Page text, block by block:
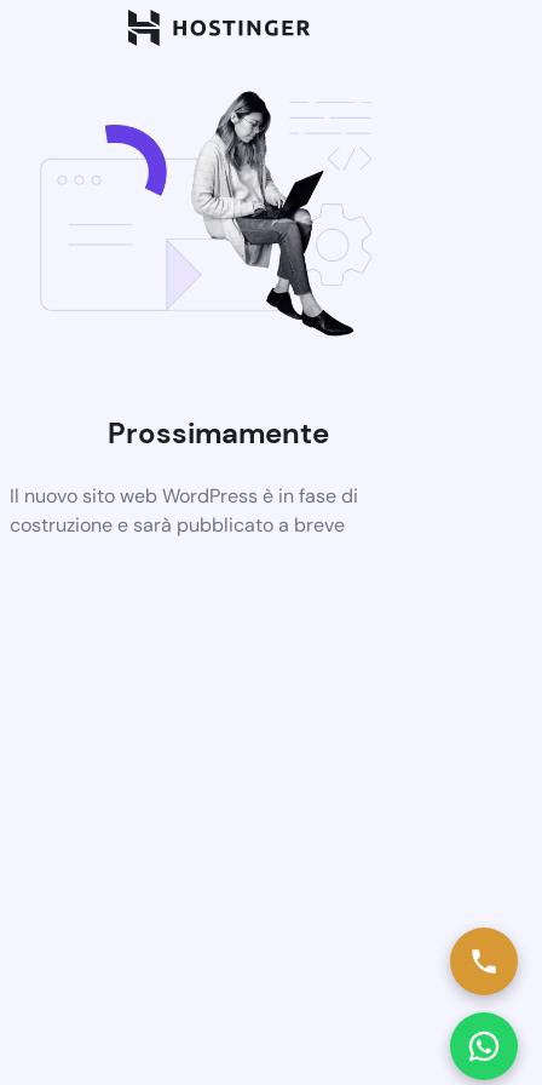
Prossimamente
Il nuovo sito web WordPress è in fase di
costruzione e sarà pubblicato a breve